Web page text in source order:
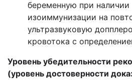
беременную при наличии
изоиммунизации на
ультразвуковую
кровотока с
Уровень убедительности
(уровень достоверности